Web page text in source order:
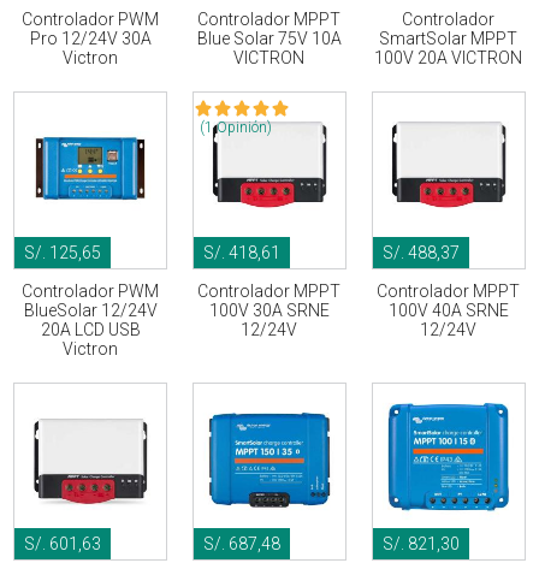
Controlador PWM
Pro 12/24V 30A
Victron
Controlador MPPT
Blue Solar 75V 10A
VICTRON
Controlador
SmartSolar MPPT
100V 20A VICTRON
S/. 125,65
Controlador PWM
BlueSolar 12/24V
20A LCD USB
Victron
(1 Opinión)
S/. 418,61
Controlador MPPT
100V 30A SRNE
12/24V
S/. 488,37
Controlador MPPT
100V 40A SRNE
12/24V
S/. 601,63
S/. 687,48
S/. 821,30